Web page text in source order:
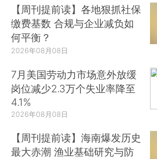
【周刊提前读】各地狠抓社保
缴费基数 合规与企业减负如
何平衡？
2026年08月08日
7月美国劳动力市场意外放缓
岗位减少2.3万个失业率降至
4.1%
2026年08月08日
【周刊提前读】海南爆发历史
最大赤潮 渔业基础研究与防